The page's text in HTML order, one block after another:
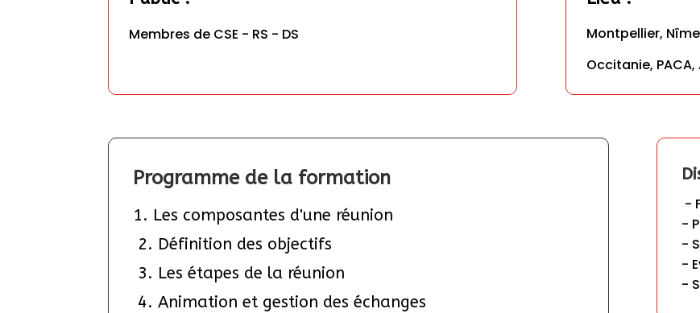
Membres de CSE - RS - DS
Montpellier,
Occitanie,
Programme de la formation
1. Les composantes d'une réunion
2. Définition des objectifs
3. Les étapes de la réunion
4. Animation et gestion des échanges
-
-
-
-